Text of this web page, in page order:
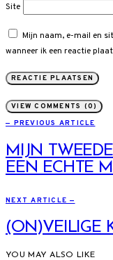
Site
Mijn naam, e-mail en
wanneer ik een reactie
VIEW COMMENTS (0)
— PREVIOUS ARTICLE
MIJN
EEN ECHTE
NEXT ARTICLE —
(ON)VEILIGE
YOU MAY ALSO LIKE